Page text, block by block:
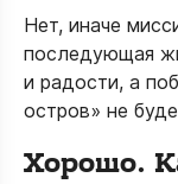
Нет, иначе
последующая
и радости, а
остров» не
Хорошо.